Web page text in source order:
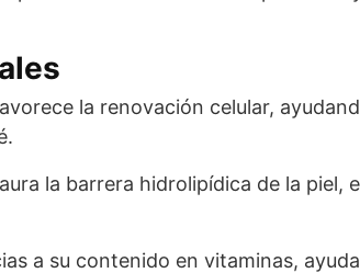
la renovación celular,
la barrera hidrolipídica de la
a su contenido en vitaminas,